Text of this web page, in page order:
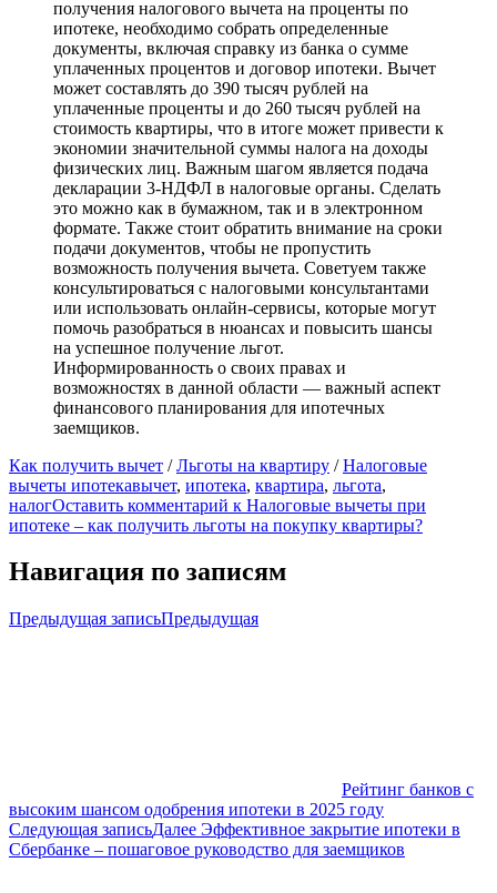
получения налогового вычета на проценты по
ипотеке, необходимо собрать определенные
документы, включая справку из банка о сумме
уплаченных процентов и договор ипотеки. Вычет
может составлять до 390 тысяч рублей на
уплаченные проценты и до 260 тысяч рублей на
стоимость квартиры, что в итоге может привести к
экономии значительной суммы налога на доходы
физических лиц. Важным шагом является подача
декларации 3-НДФЛ в налоговые органы. Сделать
это можно как в бумажном, так и в электронном
формате. Также стоит обратить внимание на сроки
подачи документов, чтобы не пропустить
возможность получения вычета. Советуем также
консультироваться с налоговыми консультантами
или использовать онлайн-сервисы, которые могут
помочь разобраться в нюансах и повысить шансы
на успешное получение льгот.
Информированность о своих правах и
возможностях в данной области — важный аспект
финансового планирования для ипотечных
заемщиков.
Как получить вычет /Льготы на квартиру /Налоговые
вычеты ипотекавычет, ипотека, квартира, льгота,
налогОставить комментарий к Налоговые вычеты при
ипотеке – как получить льготы на покупку квартиры?
Навигация по записям
Предыдущая записьПредыдущая
Рейтинг банков с
высоким шансом одобрения ипотеки в 2025 году
Следующая записьДалее Эффективное закрытие ипотеки в
Сбербанке – пошаговое руководство для заемщиков